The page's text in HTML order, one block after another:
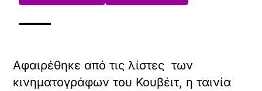
Αφαιρέθηκε από τις λίστες των
κινηματογράφων του Κουβέιτ, η ταινία